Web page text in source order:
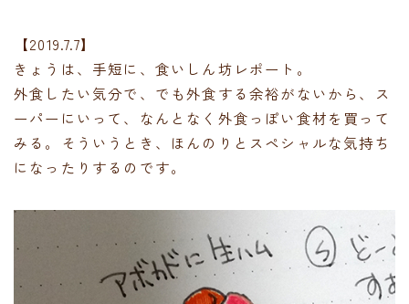
【2019.7.7】
きょうは、手短に、食いしん坊レポート。
外食したい気分で、でも外食する余裕がないから、ス
ーパーにいって、なんとなく外食っぽい食材を買って
みる。そういうとき、ほんのりとスペシャルな気持ち
になったりするのです。